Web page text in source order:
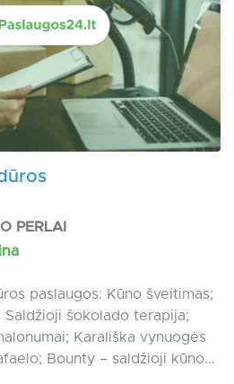
PERLAI
paslaugos: Kūno šveitimas;
Saldžioji šokolado terapija;
Karališka vynuogės
Bounty – saldžioji kūno...